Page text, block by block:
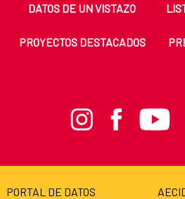
DATOS DE UN VISTAZO
PROYECTOS DESTACADOS
PORTAL DE DATOS